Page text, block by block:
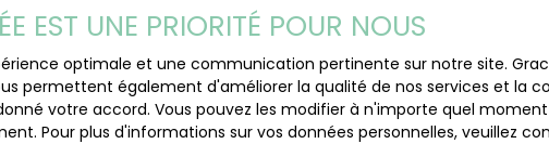
Société Worldline,
Pour en savoir plus
veuillez consulter
EST UNE PRIORITÉ POUR NOUS
optimale et une communication pertinente sur notre site.
permettent également d'améliorer la qualité de nos services et la
votre accord. Vous pouvez les modifier à n'importe quel
Pour plus d'informations sur vos données personnelles, veuillez